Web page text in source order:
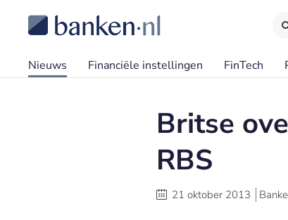
Nieuws Financiële instellingen FinTech
Britse
RBS
21 oktober 2013